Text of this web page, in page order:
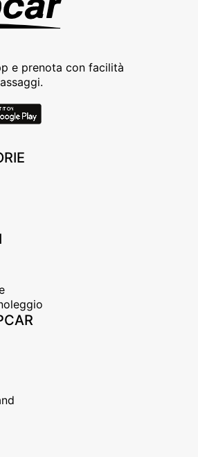
e prenota con facilità